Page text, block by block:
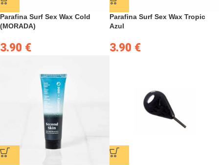
Parafina Surf Sex Wax Cold
(MORADA)
3.90 €
Parafina Surf Sex Wax Tropic
Azul
3.90 €